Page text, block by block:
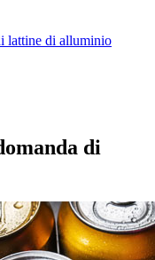
lattine di alluminio
di